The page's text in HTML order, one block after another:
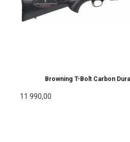
Browning T-Bolt Carbon
11 990,00